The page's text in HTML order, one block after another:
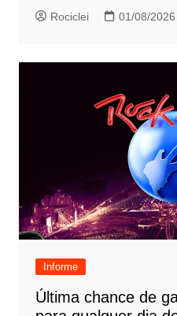
Rociclei 01/08/2026
Informe
Última chance de